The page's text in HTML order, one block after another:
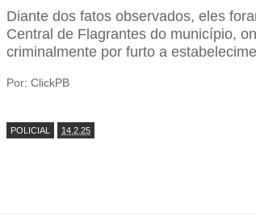
Diante dos fatos observados, eles
Central de Flagrantes do município,
criminalmente por furto a
Por: ClickPB
POLICIAL 14.2.25